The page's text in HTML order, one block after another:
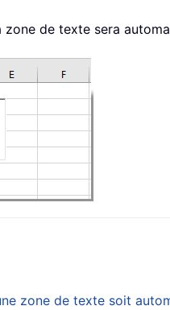
de texte sera
zone de texte soit